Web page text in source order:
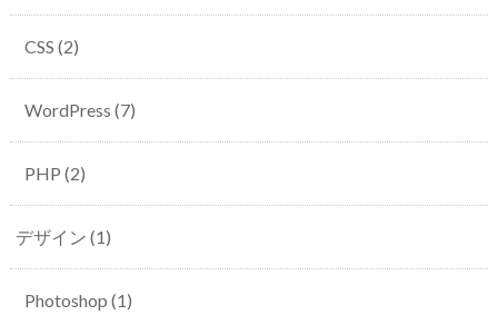
CSS (2)
WordPress (7)
PHP (2)
デザイン (1)
Photoshop (1)